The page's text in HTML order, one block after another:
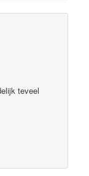
teveel